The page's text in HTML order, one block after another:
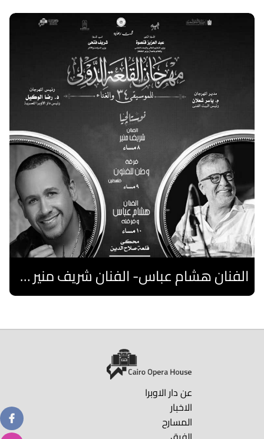
اقرا المزيد
الفنان هشام عباس- الفنان شريف منير "نوستالجيا"- فرقة فلسطين
عن دار الاوبرا
الاخبار
المسارح